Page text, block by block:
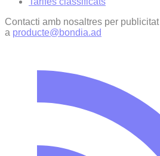
Contacti amb nosaltres per
a producte@bondia.ad